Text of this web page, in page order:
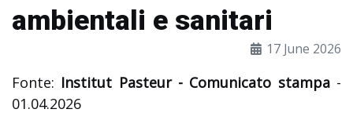
ambientali e sanitari
17 June 2026
Fonte: Institut Pasteur - Comunicato stampa -
01.04.2026